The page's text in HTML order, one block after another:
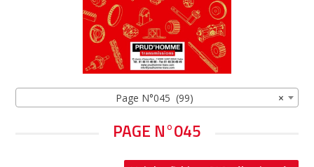
×
Page N°045 (99)
PAGE N°045